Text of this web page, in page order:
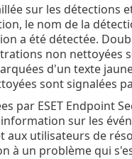
sur les détections
le nom de la
a été détectée.
non
d'un texte
sont signalées
par ESET Endpoint
sur les
utilisateurs de
à un problème qui